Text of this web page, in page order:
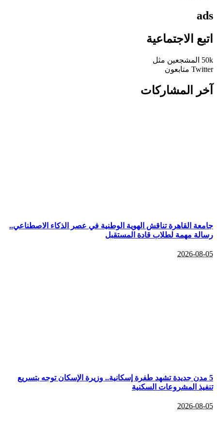
ads
اتبع الاجتماعية
50k المشجعين مثل
Twitter متابعون
آخر المشاركات
جامعة القاهرة تناقش الهوية الوطنية في عصر الذكاء الاصطناعي..
رسالة مهمة لطلاب قادة المستقبل
2026-08-05
5 مدن جديدة تشهد طفرة إسكانية.. وزيرة الإسكان توجه بتسريع
تنفيذ المشروعات السكنية
2026-08-05